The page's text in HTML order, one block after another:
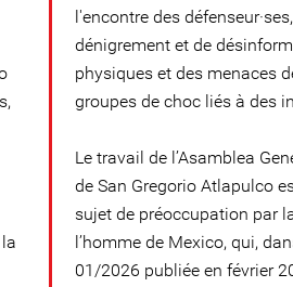
l'encontre des
dénigrement et de
physiques et des menaces
groupes de choc liés à des
Le travail de l’Asamblea
de San Gregorio Atlapulco
sujet de préoccupation par
l’homme de Mexico, qui,
01/2026 publiée en février